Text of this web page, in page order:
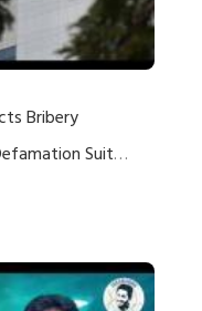
Bribery
Suit